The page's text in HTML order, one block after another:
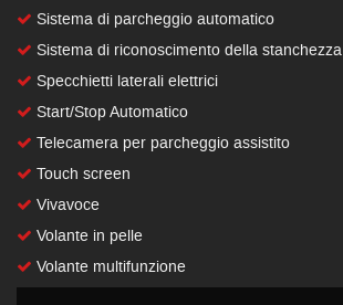
Sistema di parcheggio automatico
Sistema di riconoscimento della stanchezza
Specchietti laterali elettrici
Start/Stop Automatico
Telecamera per parcheggio assistito
Touch screen
Vivavoce
Volante in pelle
Volante multifunzione